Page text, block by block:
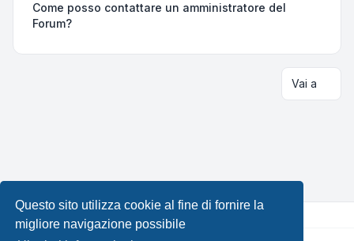
Questo sito utilizza cookie al fine di fornire la
migliore navigazione possibile
Come posso contattare un amministratore del
Forum?
Vai a